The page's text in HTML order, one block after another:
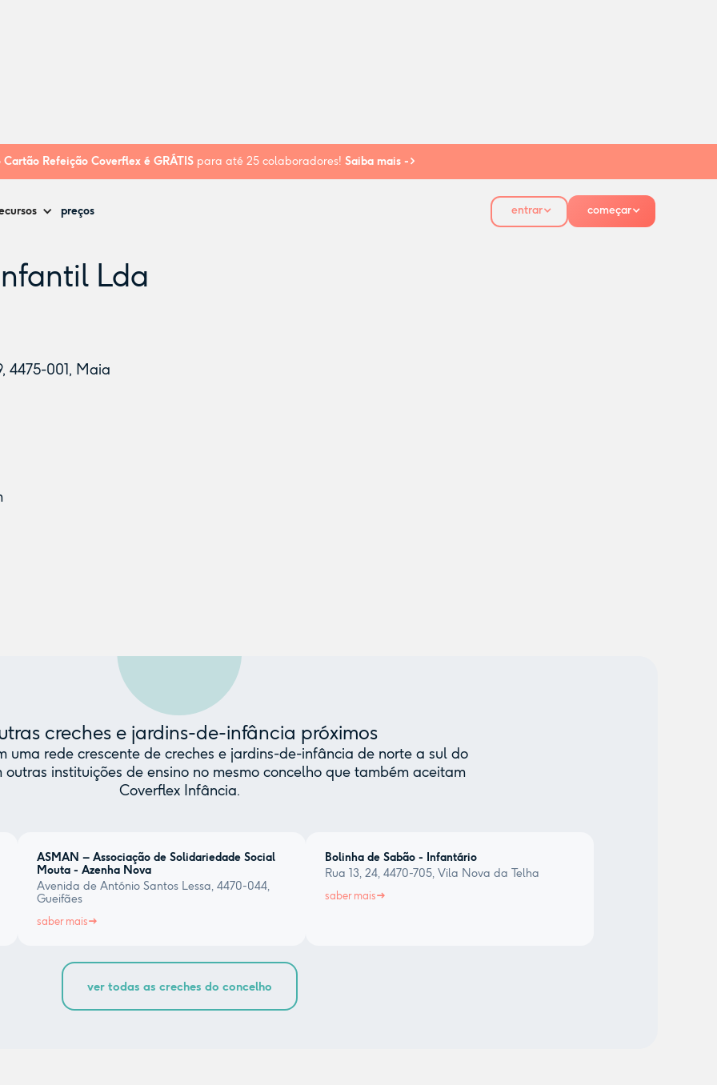
Cartão Refeição Coverflex é GRÁTIS para até 25 colaboradores! Saiba mais ->
preços entrar começar
Lda
4475-001, Maia
creches e jardins-de-infância próximos
uma rede crescente de creches e jardins-de-infância de norte a sul do
outras instituições de ensino no mesmo concelho que também aceitam
Coverflex Infância.
ASMAN – Associação de Solidariedade Social
Mouta - Azenha Nova
Avenida de António Santos Lessa, 4470-044,
Gueifães
saber mais
Bolinha de Sabão - Infantário
Rua 13, 24, 4470-705, Vila Nova da Telha
saber mais
ver todas as creches do concelho